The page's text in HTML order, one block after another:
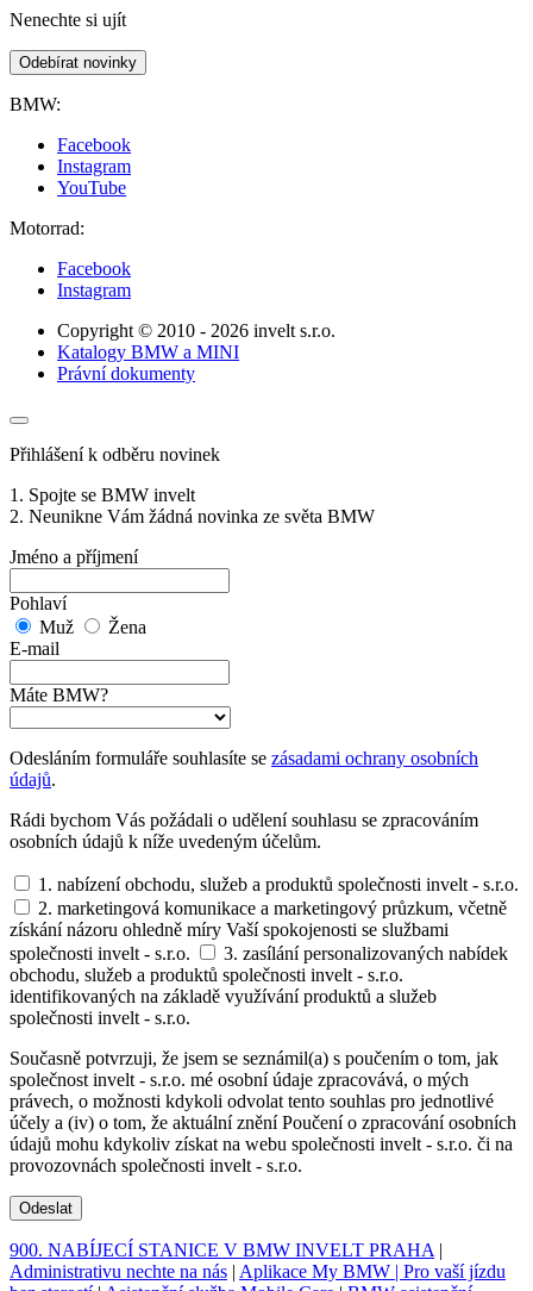
Nenechte si ujít
Odebírat novinky
BMW:
Facebook
Instagram
YouTube
Motorrad:
Facebook
Instagram
Copyright © 2010 - 2026 invelt s.r.o.
Katalogy BMW a MINI
Právní dokumenty
Přihlášení k odběru novinek
1. Spojte se BMW invelt
2. Neunikne Vám žádná novinka ze světa BMW
Jméno a příjmení
Pohlaví
Muž
Žena
E-mail
Máte BMW?
Odesláním formuláře souhlasíte se zásadami ochrany osobních
údajů.
Rádi bychom Vás požádali o udělení souhlasu se zpracováním
osobních údajů k níže uvedeným účelům.
1. nabízení obchodu, služeb a produktů společnosti invelt - s.r.o.
2. marketingová komunikace a marketingový průzkum, včetně
získání názoru ohledně míry Vaší spokojenosti se službami
společnosti invelt - s.r.o.
3. zasílání personalizovaných nabídek
obchodu, služeb a produktů společnosti invelt - s.r.o.
identifikovaných na základě využívání produktů a služeb
společnosti invelt - s.r.o.
Současně potvrzuji, že jsem se seznámil(a) s poučením o tom, jak
společnost invelt - s.r.o. mé osobní údaje zpracovává, o mých
právech, o možnosti kdykoli odvolat tento souhlas pro jednotlivé
účely a (iv) o tom, že aktuální znění Poučení o zpracování osobních
údajů mohu kdykoliv získat na webu společnosti invelt - s.r.o. či na
provozovnách společnosti invelt - s.r.o.
Odeslat
900. NABÍJECÍ STANICE V BMW INVELT PRAHA |
Administrativu nechte na nás | Aplikace My BMW | Pro vaší jízdu